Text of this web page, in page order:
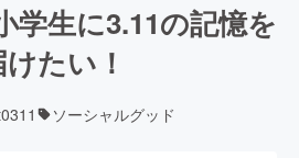
学生に3.11の記憶を
けたい！
ソーシャルグッド